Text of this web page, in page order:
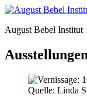
August Bebel Institut
Ausstellungen
Quelle: Linda